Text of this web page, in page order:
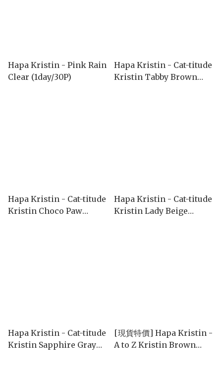
Hapa Kristin - Pink Rain
Clear (1day/30P)
Hapa Kristin - Cat-titude
Kristin Tabby Brown
Hapa Kristin - Cat-titude
Kristin Choco Paw
Hapa Kristin - Cat-titude
Kristin Lady Beige
Hapa Kristin - Cat-titude
Kristin Sapphire Gray
[現貨特價] Hapa Kristin -
A to Z Kristin Brown